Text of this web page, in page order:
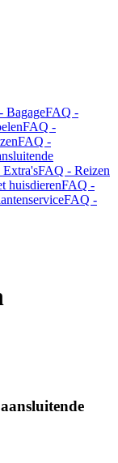
BagageFAQ -
FAQ -
FAQ -
FAQ - Reizen
huisdierenFAQ -
FAQ -